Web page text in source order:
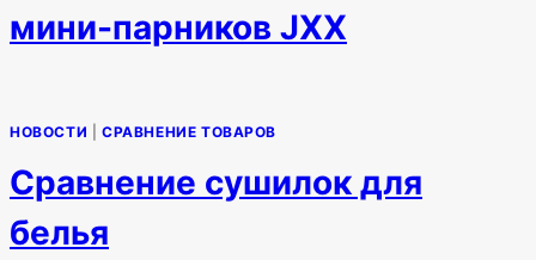
мини-парников JXX
НОВОСТИ СРАВНЕНИЕ ТОВАРОВ
Сравнение сушилок для
белья